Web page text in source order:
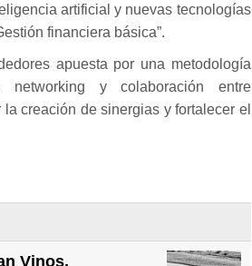
artificial y nuevas tecnologías
financiera básica”.
apuesta por una metodología
networking y colaboración entre
creación de sinergias y fortalecer el
Vinos,